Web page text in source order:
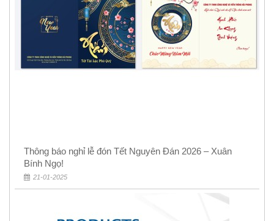
Thông báo nghỉ lễ đón Tết Nguyên Đán 2026 – Xuân
Bính Ngọ!
21-01-2025